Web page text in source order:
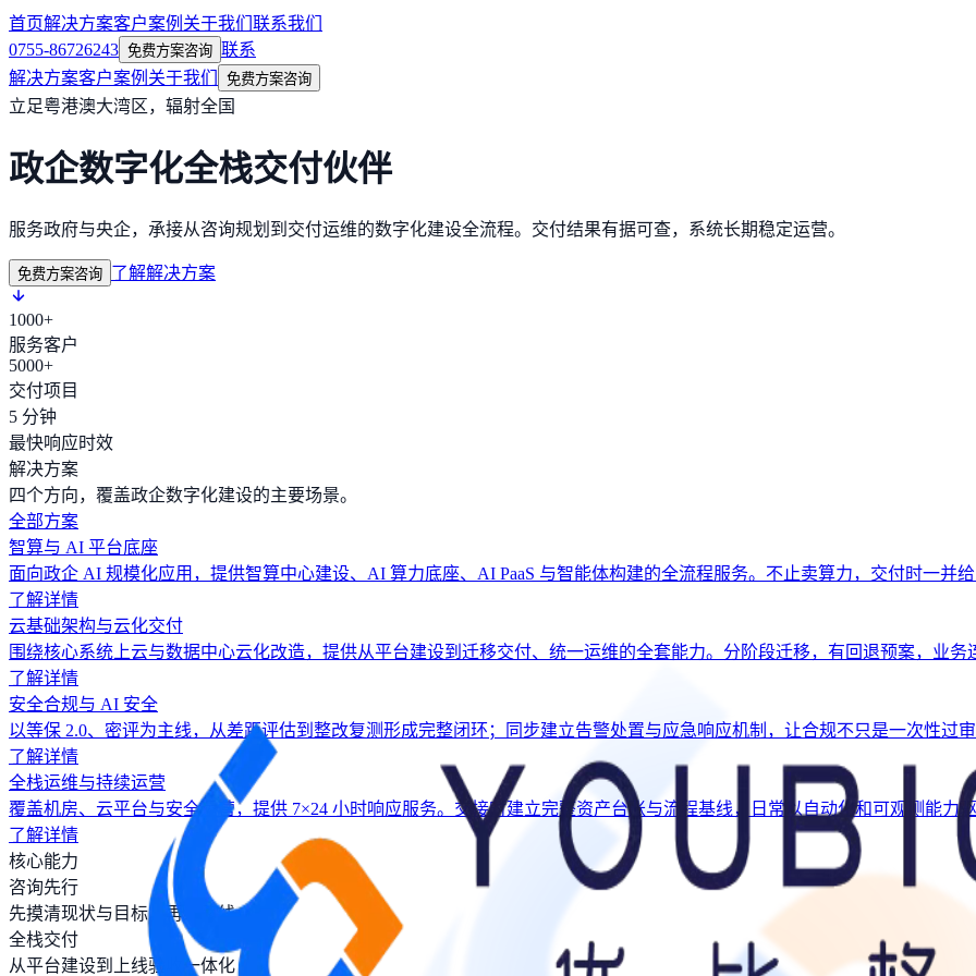
首页解决方案客户案例 关于我们 联系我们
0755-86726243 免费方案咨询 联系
解决方案客户案例 关于我们 免费方案咨询
立足粤港澳大湾区，辐射全国
政企数字化全栈交付伙伴
服务政府与央企，承接从咨询规划到交付运维的数字化建设全流程。交付结果有据可查，系统长期稳定运营。
免费方案咨询 了解解决方案
1000+
服务客户
5000+
交付项目
5 分钟
最快响应时效
解决方案
四个方向，覆盖政企数字化建设的主要场景。
全部方案
智算与 AI 平台底座
面向政企 AI 规模化应用，提供智算中心建设、AI 算力底座、AI PaaS 与智能体构建的全流程服务。不止卖算力，交付时一并
了解详情
云基础架构与云化交付
围绕核心系统上云与数据中心云化改造，提供从平台建设到迁移交付、统一运维的全套能力。分阶段迁移，有回退预案，业务
了解详情
安全合规与 AI 安全
以等保 2.0、密评为主线，从差距评估到整改复测形成完整闭环；同步建立告警处置与应急响应机制，让合规不只是一次性过
了解详情
全栈运维与持续运营
覆盖机房、云平台与安全运营，提供 7×24 小时响应服务。交接时建立完整资产台账与流程基线，日常以自动化和可观测能力
了解详情
核心能力
咨询先行
先摸清现状与目标，再给路线
全栈交付
从平台建设到上线验收一体化